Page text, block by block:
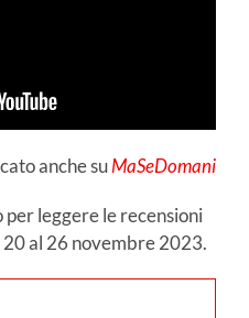
anche suMaSeDomani
per leggere le recensioni
al 26 novembre 2023.